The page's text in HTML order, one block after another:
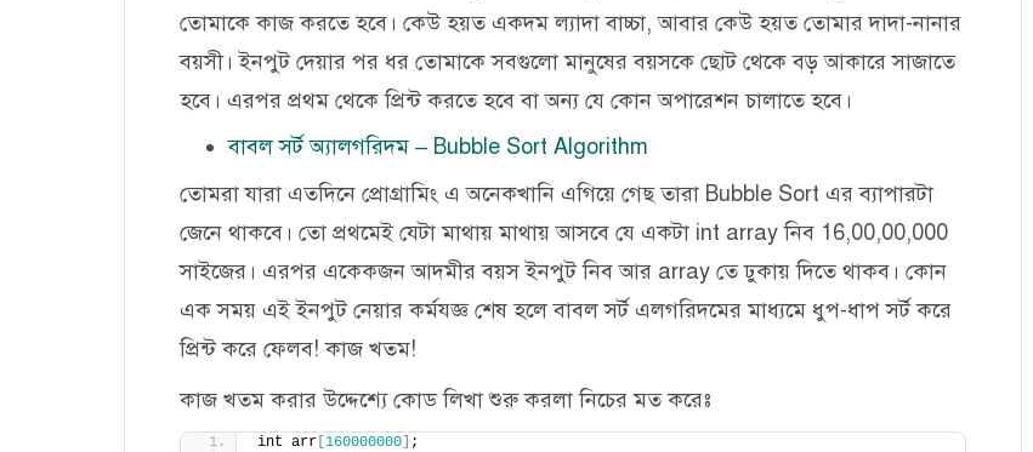
তোমাকে কাজ করতে হবে। কেউ হয়ত একদম ল্যাদা বাচ্চা, আবার কেউ হয়ত তোমার দাদা-নানার
বয়সী। ইনপুট দেয়ার পর ধর তোমাকে সবগুলো মানুষের বয়সকে ছোট থেকে বড় আকারে সাজাতে
হবে। এরপর প্রথম থেকে প্রিন্ট করতে হবে বা অন্য যে কোন অপারেশন চালাতে হবে।
বাবল সর্ট অ্যালগরিদম – Bubble Sort Algorithm
তোমরা যারা এতদিনে প্রোগ্রামিং এ অনেকখানি এগিয়ে গেছ তারা Bubble Sort এর ব্যাপারটা
জেনে থাকবে। তো প্রথমেই যেটা মাথায় মাথায় আসবে যে একটা int array নিব 16,00,00,000
সাইজের। এরপর একেকজন আদমীর বয়স ইনপুট নিব আর array তে ঢুকায় দিতে থাকব। কোন
এক সময় এই ইনপুট নেয়ার কর্মযজ্ঞ শেষ হলে বাবল সর্ট এলগরিদমের মাধ্যমে ধুপ-ধাপ সর্ট করে
প্রিন্ট করে ফেলব! কাজ খতম!
কাজ খতম করার উদ্দেশ্যে কোড লিখা শুরু করলা নিচের মত করেঃ
int arr [160000000] ;